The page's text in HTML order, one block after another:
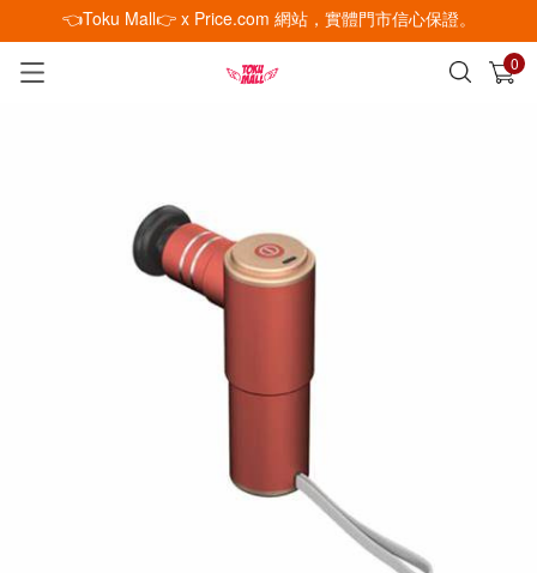
👈Toku Mall👉 x Price.com 網站，實體門市信心保證。
0
已加入購物車 查看